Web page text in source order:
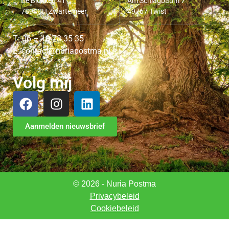
Jahren, und auch da war sie die erste, die mir
weiterhelfen konnte. Danke, danke,
danke!!!!!!!!!
Ihre Behandlung war zu jeder
Zeit geprägt von Ehrlichkeit, Transparenz
(auch was die Kosten betrifft) und Empathie.
Ich empfehle Nuria von ganzem Herzen zu
100% weiter!!! Für so eine super
Heilpraktikerin fahre ich auch sehr gerne
50min
7894CH Zwartemeer
49767 Twist
T: 06 – 10 78 35 35
E: contact@nuriapostma.nl
Volg mij
Aanmelden nieuwsbrief
© 2026 - Nuria Postma
Privacybeleid
Cookiebeleid